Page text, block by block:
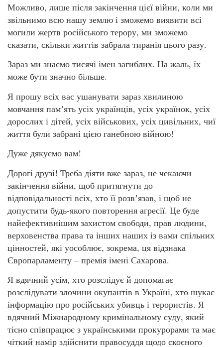
Можливо, лише після закінчення цієї війни, коли ми
звільнимо всю нашу землю і зможемо виявити всі
могили жертв російського терору, ми зможемо
сказати, скільки життів забрала тиранія цього разу.
Зараз ми знаємо тисячі імен загиблих. На жаль, їх
може бути значно більше.
Я прошу всіх вас ушанувати зараз хвилиною
мовчання памʼять усіх українців, усіх українок, усіх
дорослих і дітей, усіх військових, усіх цивільних, чиї
життя були забрані цією ганебною війною!
Дуже дякуємо вам!
Дорогі друзі! Треба діяти вже зараз, не чекаючи
закінчення війни, щоб притягнути до
відповідальності всіх, хто її розвʼязав, і щоб не
допустити будь-якого повторення агресії. Це буде
найефективнішим захистом свободи, прав людини,
верховенства права та інших наших із вами спільних
цінностей, які уособлює, зокрема, ця відзнака
Європарламенту – премія імені Сахарова.
Я вдячний усім, хто розслідує й допомагає
розслідувати злочини окупантів в Україні, хто шукає
інформацію про російських убивць і терористів. Я
вдячний Міжнародному кримінальному суду, який
тісно співпрацює з українськими прокурорами та має
чіткий намір здійснити правосуддя щодо скоєного